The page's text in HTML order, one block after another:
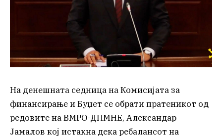
На денешната седница на Комисијата за
финансирање и Буџет се обрати пратеникот од
редовите на ВМРО-ДПМНЕ, Александар
Јамалов кој истакна дека ребалансот на